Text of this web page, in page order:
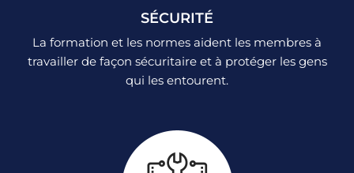
SÉCURITÉ
La formation et les normes aident les membres à
travailler de façon sécuritaire et à protéger les gens
qui les entourent.